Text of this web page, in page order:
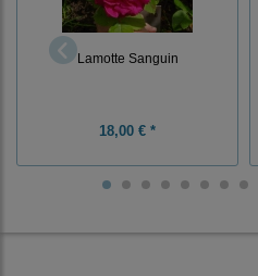
Lamotte Sanguin
18,00 € *